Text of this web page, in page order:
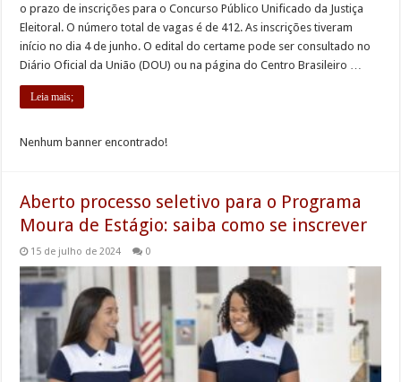
o prazo de inscrições para o Concurso Público Unificado da Justiça
Eleitoral. O número total de vagas é de 412. As inscrições tiveram
início no dia 4 de junho. O edital do certame pode ser consultado no
Diário Oficial da União (DOU) ou na página do Centro Brasileiro …
Leia mais;
Nenhum banner encontrado!
Aberto processo seletivo para o Programa
Moura de Estágio: saiba como se inscrever
15 de julho de 2024 0